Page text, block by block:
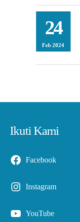
24
Feb 2024
Ikuti Kami
Facebook
Instagram
YouTube